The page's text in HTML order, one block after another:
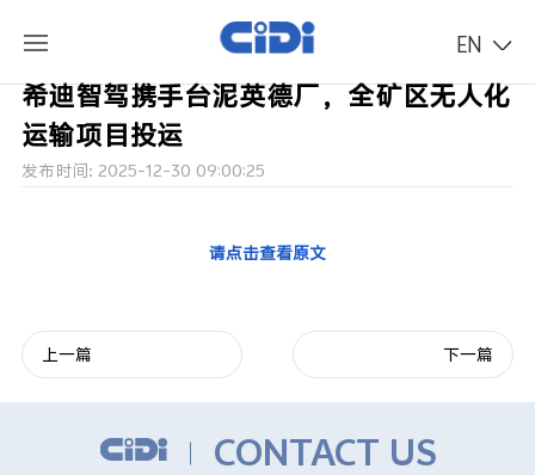
EN
希迪智驾携手台泥英德厂，全矿区无人化
运输项目投运
发布时间: 2025-12-30 09:00:25
请点击查看原文
上一篇 下一篇
CONTACT US